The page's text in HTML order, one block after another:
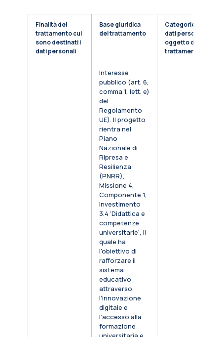
Finalità del
trattamento cui
sono destinati i
dati personali
Base giuridica
del trattamento
Categorie di
dati personali
oggetto di
trattamento
Interesse
pubblico (art. 6,
comma 1, lett. e)
del
Regolamento
UE). Il progetto
rientra nel
Piano
Nazionale di
Ripresa e
Resilienza
(PNRR),
Missione 4,
Componente 1,
Investimento
3.4 'Didattica e
competenze
universitarie', il
quale ha
l'obiettivo di
rafforzare il
sistema
educativo
attraverso
l’innovazione
digitale e
l’accesso alla
formazione